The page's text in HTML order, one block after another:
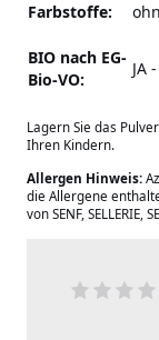
Farbstoffe:
BIO nach EG-
Bio-VO:
JA
Lagern Sie das
Ihren Kindern.
Allergen Hinweis:
die Allergene
von SENF, SELLERIE,